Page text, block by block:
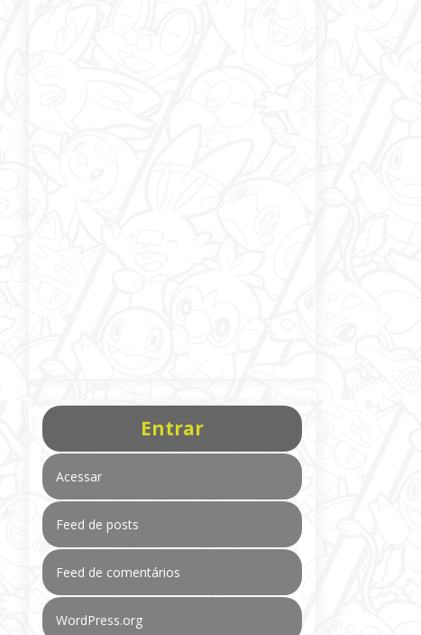
Entrar
Acessar
Feed de posts
Feed de comentários
WordPress.org